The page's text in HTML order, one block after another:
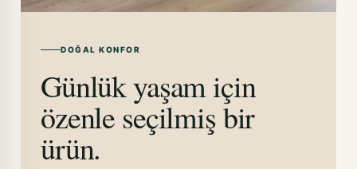
ANTRASİT-200X200CM · +364,00TL
KIRMIZI-180X200CM · +278,20TL
KIRMIZI-200X200CM · +364,00TL
DOĞAL KONFOR
Günlük yaşam için
özenle seçilmiş bir
ürün.